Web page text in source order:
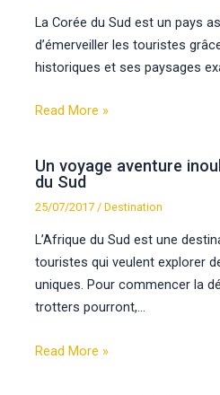
La Corée du Sud est un pays
d’émerveiller les touristes
historiques et ses paysages
Read More »
Un voyage aventure
du Sud
25/07/2017 /Destination
L’Afrique du Sud est une
touristes qui veulent explorer
uniques. Pour commencer la
trotters pourront,…
Read More »